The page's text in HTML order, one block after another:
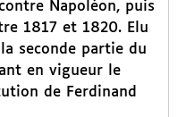
Napoléon, puis
1817 et 1820. Elu
seconde partie du
en vigueur le
de Ferdinand